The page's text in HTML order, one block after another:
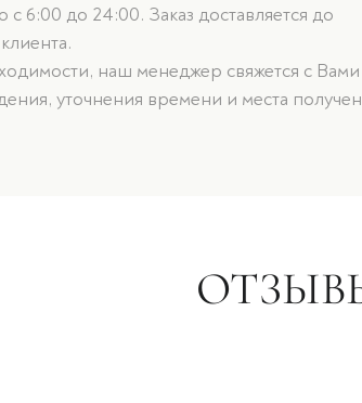
с 6:00 до 24:00. Заказ доставляется до
наш менеджер свяжется с Вами
уточнения времени и места